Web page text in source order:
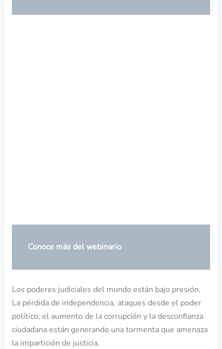
Conoce más del webinario
Los poderes judiciales del mundo están bajo presión.
La pérdida de independencia, ataques desde el poder
político, el aumento de la corrupción y la desconfianza
ciudadana están generando una tormenta que amenaza
la impartición de justicia.